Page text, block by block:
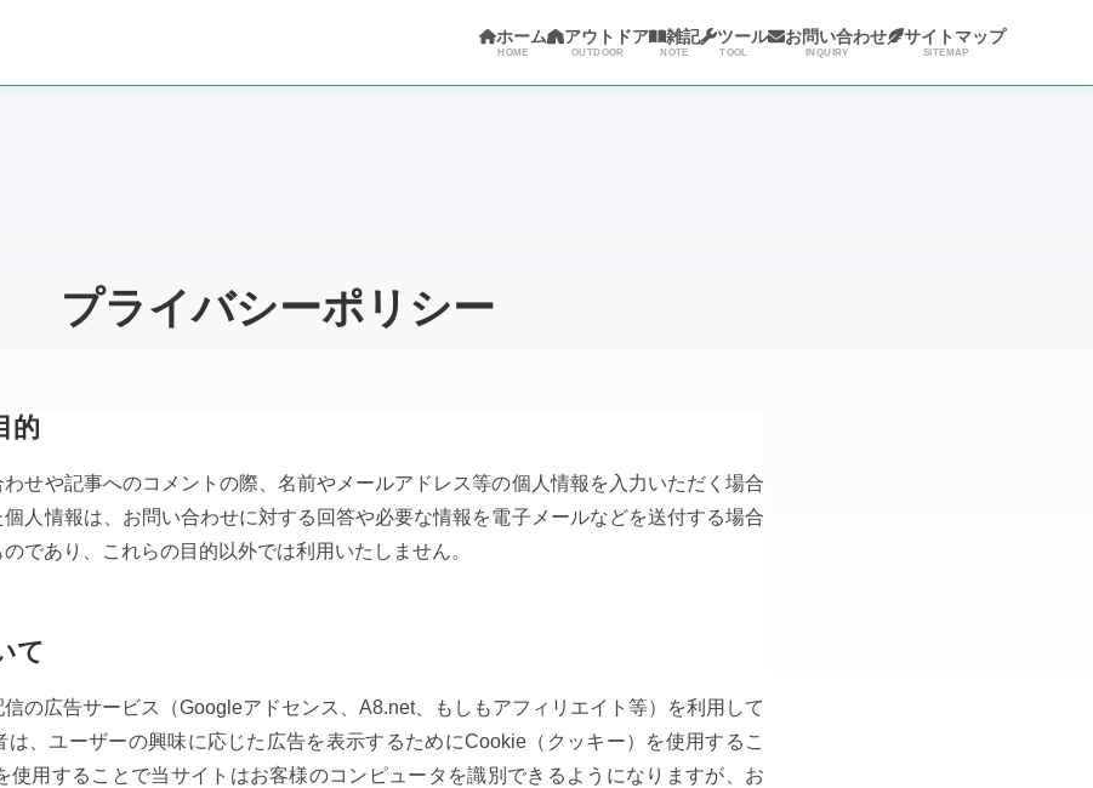
ホーム
HOME
アウトドア
OUTDOOR
雑記
NOTE
ツール
TOOL
お問い合わせ
INQUIRY
サイトマップ
SITEMAP
プライバシーポリシー
的
せや記事へのコメントの際、名前やメールアドレス等の個人情報を入力いただく場合
人情報は、お問い合わせに対する回答や必要な情報を電子メールなどを送付する場合
であり、これらの目的以外では利用いたしません。
て
の広告サービス（Googleアドセンス、A8.net、もしもアフィリエイト等）を利用して
は、ユーザーの興味に応じた広告を表示するためにCookie（クッキー）を使用するこ
使用することで当サイトはお客様のコンピュータを識別できるようになりますが、お